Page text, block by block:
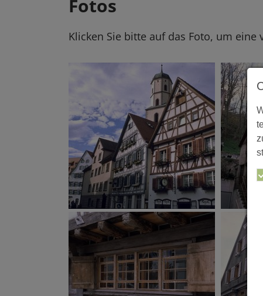
Fotos
Klicken Sie bitte auf das Foto, um